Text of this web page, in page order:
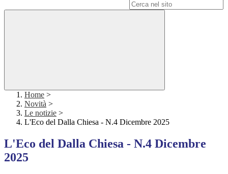
Home >
Novità >
Le notizie >
L'Eco del Dalla Chiesa - N.4 Dicembre 2025
L'Eco del Dalla Chiesa - N.4 Dicembre
2025